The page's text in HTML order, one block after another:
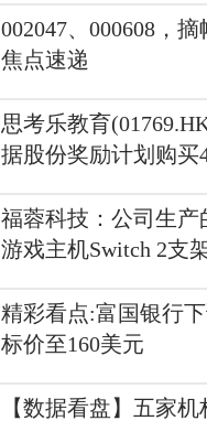
002047、000608，
焦点速递
思考乐教育
据股份奖励计划购买
福蓉科技：公司生产
游戏主机Switch 2支
精彩看点:富国银行
标价至160美元
【数据看盘】五家